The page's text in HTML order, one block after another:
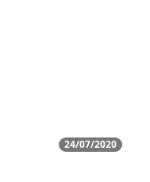
24/07/2020